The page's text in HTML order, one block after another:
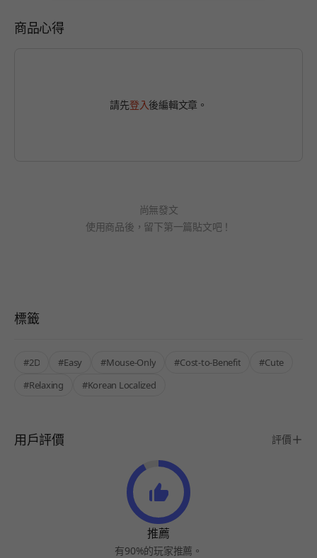
商品心得
請先登入後編輯文章。
尚無發文
使用商品後，留下第一篇貼文吧！
標籤
#2D #Easy #Mouse-Only #Cost-to-Benefit
#Cute
#Relaxing
#Korean Localized
用戶評價 評價
推薦
有90%的玩家推薦。